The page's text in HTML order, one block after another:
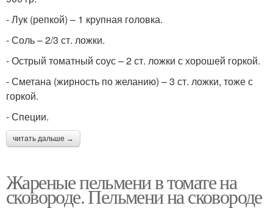
- Лук (репкой) – 1 крупная головка.
- Соль – 2/3 ст. ложки.
- Острый томатный соус – 2 ст. ложки с хорошей горкой.
- Сметана (жирность по желанию) – 3 ст. ложки, тоже с
горкой.
- Специи.
читать дальше →
Жареные пельмени в томате на
сковороде. Пельмени на сковороде